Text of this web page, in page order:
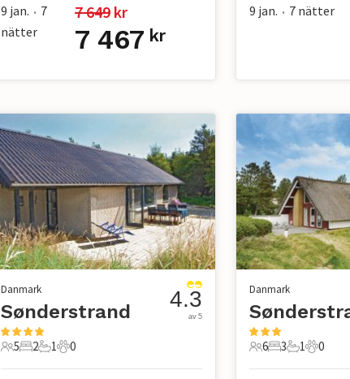
9 jan. • 7
nätter
7 649 kr
7 467 kr
9 jan. • 7 nätter
Danmark
Sønderstrand
5 Gäster
5
2 Sovrum
2
1 Badrum
1
0 Husdjur
0
4.3
av 5
Danmark
6 Gäster
6
3 Sovrum
3
1 Badrum
1
0 Husdjur
0